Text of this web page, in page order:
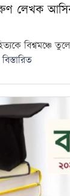
লেখক
বিশ্বমঞ্চে
বিস্তারিত